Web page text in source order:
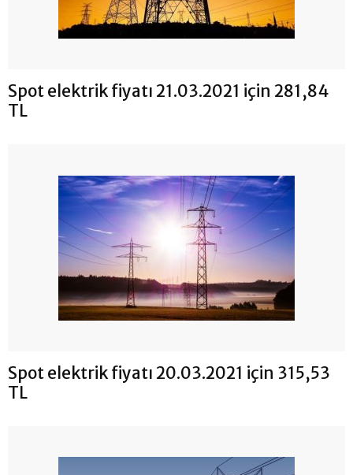
Spot elektrik fiyatı 21.03.2021 için 281,84
TL
Spot elektrik fiyatı 20.03.2021 için 315,53
TL